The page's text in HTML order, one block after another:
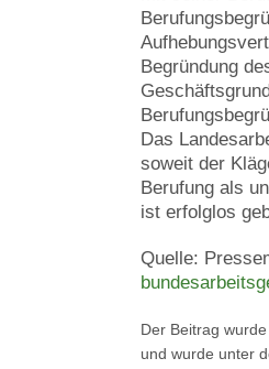
Begründung
Das
soweit der
Berufung als
ist erfolglos
Quelle:
Der Beitrag
und wurde unter